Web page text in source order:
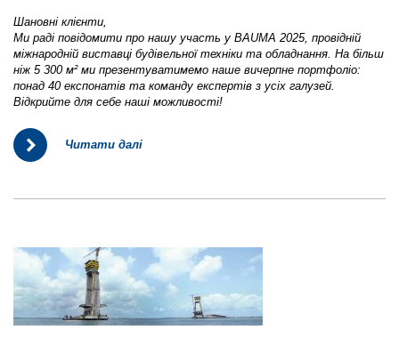
Шановні клієнти,
Ми раді повідомити про нашу участь у BAUMA 2025, провідній
міжнародній виставці будівельної техніки та обладнання. На більш
ніж 5 300 м² ми презентуватимемо наше вичерпне портфоліо:
понад 40 експонатів та команду експертів з усіх галузей.
Відкрийте для себе наші можливості!
Читати далі